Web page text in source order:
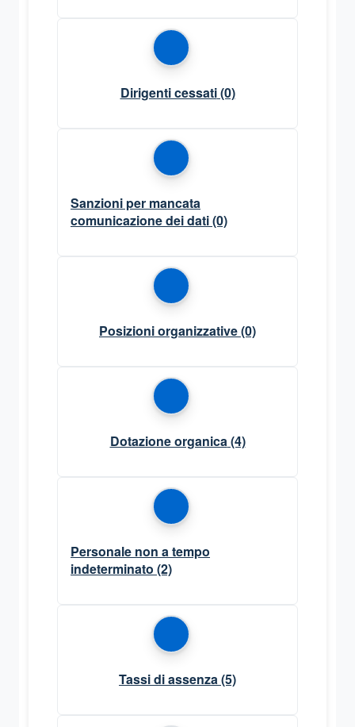
Dirigenti cessati(0)
Sanzioni per mancata
comunicazione dei dati(0)
Posizioni organizzative(0)
Dotazione organica (4)
Personale non a tempo
indeterminato (2)
Tassi di assenza (5)